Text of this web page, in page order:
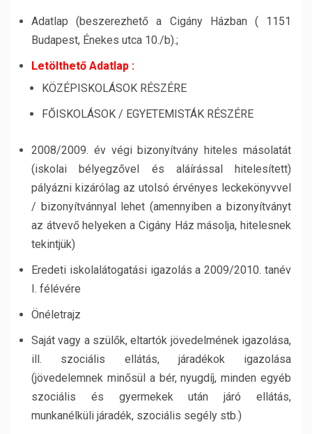
Adatlap (beszerezhető a Cigány Házban ( 1151
Budapest, Énekes utca 10./b).;
Letölthető Adatlap :
KÖZÉPISKOLÁSOK RÉSZÉRE
FŐISKOLÁSOK / EGYETEMISTÁK RÉSZÉRE
2008/2009. év végi bizonyítvány hiteles másolatát
(iskolai bélyegzővel és aláírással hitelesített)
pályázni kizárólag az utolsó érvényes leckekönyvvel
/ bizonyítvánnyal lehet (amennyiben a bizonyítványt
az átvevő helyeken a Cigány Ház másolja, hitelesnek
tekintjük)
Eredeti iskolalátogatási igazolás a 2009/2010. tanév
I. félévére
Önéletrajz
Saját vagy a szülők, eltartók jövedelmének igazolása,
ill. szociális ellátás, járadékok igazolása
(jövedelemnek minősül a bér, nyugdíj, minden egyéb
szociális és gyermekek után járó ellátás,
munkanélküli járadék, szociális segély stb.)